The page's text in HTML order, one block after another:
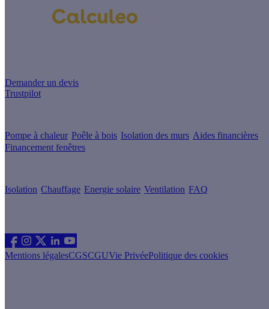
Demander un devis
Trustpilot
Pompe à chaleur Poêle à bois Isolation des murs Aides financières
Financement fenêtres
Isolation Chauffage Energie solaire Ventilation FAQ
Mentions légalesCGSCGUVie PrivéePolitique des cookies